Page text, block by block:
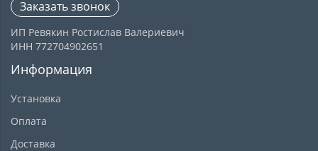
Заказать звонок
ИП Ревякин Ростислав Валериевич
ИНН 772704902651
Информация
Установка
Оплата
Доставка